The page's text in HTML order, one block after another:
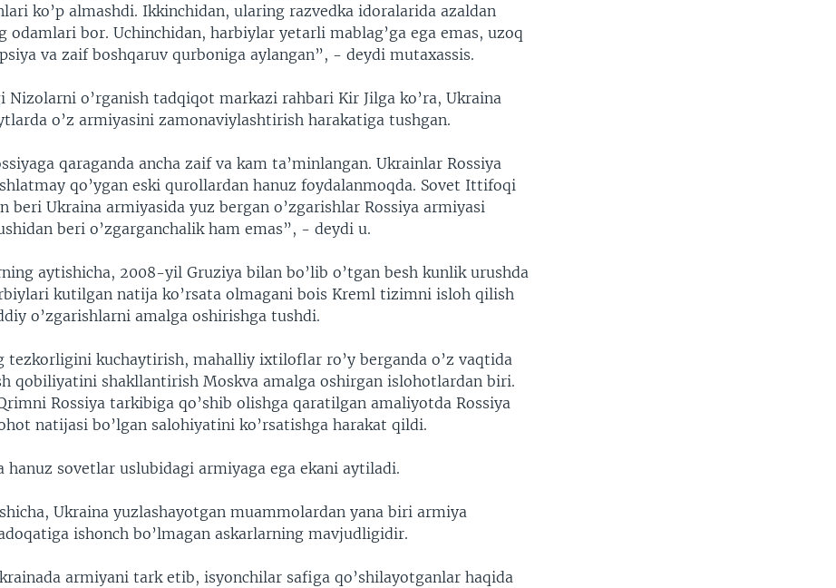
ko’p almashdi. Ikkinchidan, ularing razvedka idoralarida azaldan
odamlari bor. Uchinchidan, harbiylar yetarli mablag’ga ega emas, uzoq
va zaif boshqaruv qurboniga aylangan”, - deydi mutaxassis.
Nizolarni o’rganish tadqiqot markazi rahbari Kir Jilga ko’ra, Ukraina
o’z armiyasini zamonaviylashtirish harakatiga tushgan.
qaraganda ancha zaif va kam ta’minlangan. Ukrainlar Rossiya
qo’ygan eski qurollardan hanuz foydalanmoqda. Sovet Ittifoqi
beri Ukraina armiyasida yuz bergan o’zgarishlar Rossiya armiyasi
beri o’zgarganchalik ham emas”, - deydi u.
aytishicha, 2008-yil Gruziya bilan bo’lib o’tgan besh kunlik urushda
kutilgan natija ko’rsata olmagani bois Kreml tizimni isloh qilish
o’zgarishlarni amalga oshirishga tushdi.
tezkorligini kuchaytirish, mahalliy ixtiloflar ro’y berganda o’z vaqtida
qobiliyatini shakllantirish Moskva amalga oshirgan islohotlardan biri.
Rossiya tarkibiga qo’shib olishga qaratilgan amaliyotda Rossiya
natijasi bo’lgan salohiyatini ko’rsatishga harakat qildi.
hanuz sovetlar uslubidagi armiyaga ega ekani aytiladi.
Ukraina yuzlashayotgan muammolardan yana biri armiya
ishonch bo’lmagan askarlarning mavjudligidir.
armiyani tark etib, isyonchilar safiga qo’shilayotganlar haqida